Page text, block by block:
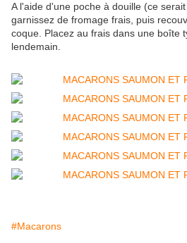
A l'aide d'une poche à douille (ce
garnissez de fromage frais, puis
coque. Placez au frais dans une boîte
lendemain.
#Macarons